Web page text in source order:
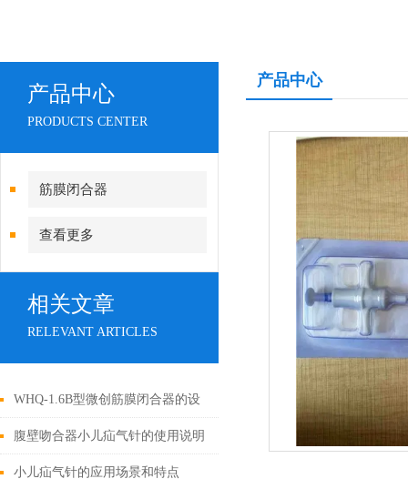
产品中心
PRODUCTS CENTER
筋膜闭合器
查看更多
相关文章
RELEVANT ARTICLES
WHQ-1.6B型微创筋膜闭合器的设
计原理与应用
腹壁吻合器小儿疝气针的使用说明
小儿疝气针的应用场景和特点
产品中心